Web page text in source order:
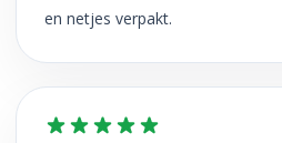
en netjes verpakt.